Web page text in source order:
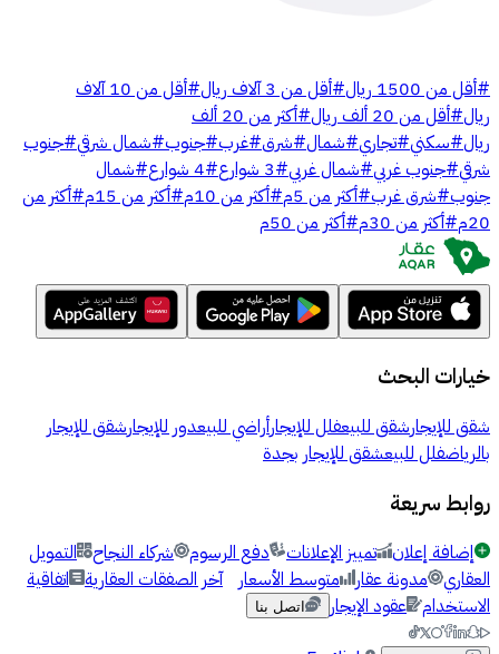
#أقل من 1500 ريال #أقل من 3 آلاف ريال #
أقل من 10 آلاف
ريال#أقل من 20 ألف ريال #
أكثر من 20 ألف
ريال#سكني#تجاري#شمال#شرق#غرب#جنوب#شمال شرقي#جنوب
شرقي#جنوب غربي#شمال غربي#3 شوارع #4 شوارع #شمال
جنوب#شرق غرب#أكثر من 5م #أكثر من 10م #أكثر من 15م #أكثر من
20م #أكثر من 30م #أكثر من 50م
خيارات البحث
شقق للإيجارشقق للبيعفلل للإيجارأراضي للبيعدور للإيجارشقق للإيجار
بالرياضفلل للبيعشقق للإيجار بجدة
روابط سريعة
إضافة إعلان تمييز الإعلانات دفع الرسوم شركاء النجاح التمويل
العقاري مدونة عقار متوسط الأسعار آخر الصفقات العقارية اتفاقية
الاستخدام عقود الإيجار اتصل بنا